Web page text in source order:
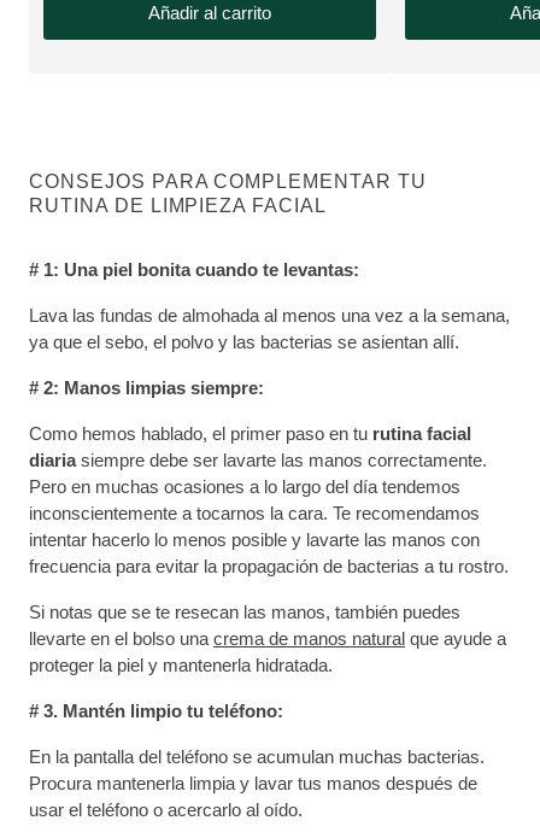
Añadir al carrito
CONSEJOS PARA COMPLEMENTAR TU
RUTINA DE LIMPIEZA FACIAL
# 1: Una piel bonita cuando te levantas:
Lava las fundas de almohada al menos una vez a la semana,
ya que el sebo, el polvo y las bacterias se asientan allí.
# 2: Manos limpias siempre:
Como hemos hablado, el primer paso en tu rutina facial
diariasiempre debe ser lavarte las manos correctamente.
Pero en muchas ocasiones a lo largo del día tendemos
inconscientemente a tocarnos la cara. Te recomendamos
intentar hacerlo lo menos posible y lavarte las manos con
frecuencia para evitar la propagación de bacterias a tu rostro.
Si notas que se te resecan las manos, también puedes
llevarte en el bolso una crema de manos natural que ayude a
proteger la piel y mantenerla hidratada.
# 3. Mantén limpio tu teléfono:
En la pantalla del teléfono se acumulan muchas bacterias.
Procura mantenerla limpia y lavar tus manos después de
usar el teléfono o acercarlo al oído.